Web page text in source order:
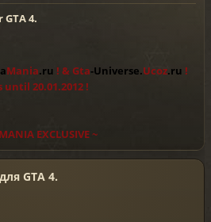
4.
Mania.ru ! & Gta-Universe.Ucoz.ru !
until 20.01.2012 !
EXCLUSIVE ~
GTA 4.